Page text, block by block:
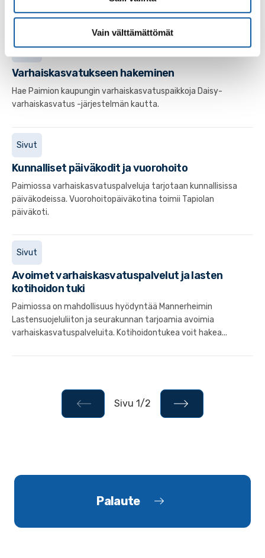
Vain välttämättömät
Varhaiskasvatuksen vuorohoito
Sivut
Varhaiskasvatukseen hakeminen
Hae Paimion kaupungin varhaiskasvatuspaikkoja Daisy-
varhaiskasvatus -järjestelmän kautta.
Sivut
Kunnalliset päiväkodit ja vuorohoito
Paimiossa varhaiskasvatuspalveluja tarjotaan kunnallisissa
päiväkodeissa. Vuorohoitopäiväkotina toimii Tapiolan
päiväkoti.
Sivut
Avoimet varhaiskasvatuspalvelut ja lasten
kotihoidon tuki
Paimiossa on mahdollisuus hyödyntää Mannerheimin
Lastensuojeluliiton ja seurakunnan tarjoamia avoimia
varhaiskasvatuspalveluita. Kotihoidontukea voit hakea...
Sivu 1/2
Palaute